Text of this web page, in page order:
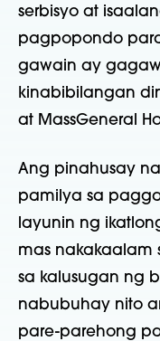
serbisyo at
pagpopondo
gawain ay
kinabibilangan
at MassGeneral
Ang pinahusay
pamilya sa
layunin ng
mas nakakaalam
sa kalusugan ng
nabubuhay nito
pare-parehong